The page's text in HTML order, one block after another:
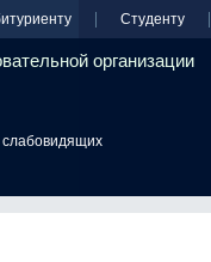
Студенту
организации
слабовидящих